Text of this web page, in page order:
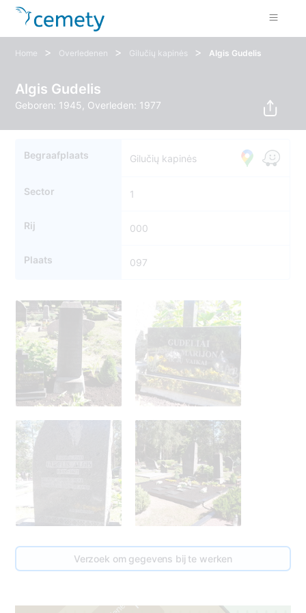
Home > Overledenen > Gilučių kapinės > Algis Gudelis
Algis Gudelis
Geboren: 1945, Overleden: 1977
Begraafplaats Gilučių kapinės
Sector 1
Rij 000
Plaats 097
Verzoek om gegevens bij te werken
97
1
2